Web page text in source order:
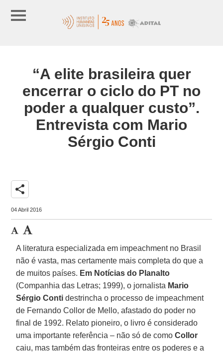
“A elite brasileira quer
encerrar o ciclo do PT no
poder a qualquer custo”.
Entrevista com Mario
Sérgio Conti
share
04 Abril 2016
A literatura especializada em impeachment no Brasil
não é vasta, mas certamente mais completa do que a
de muitos países. Em Notícias do Planalto
(Companhia das Letras; 1999), o jornalista Mario
Sérgio Conti destrincha o processo de impeachment
de Fernando Collor de Mello, afastado do poder no
final de 1992. Relato pioneiro, o livro é considerado
uma importante referência – não só de comoCollor
caiu, mas também das fronteiras entre os poderes e a